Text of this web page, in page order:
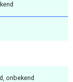
onbekend